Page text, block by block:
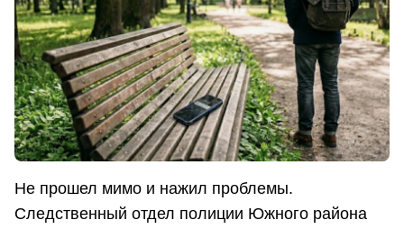
Не прошел мимо и нажил проблемы.
Следственный отдел полиции Южного района